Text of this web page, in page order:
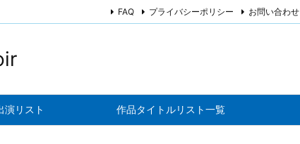
演リスト 作品タイトルリスト一覧
FAQ プライバシーポリシー お問い合わせ